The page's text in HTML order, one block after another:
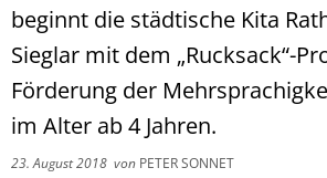
beginnt die städtische Kita
Sieglar mit dem „Rucksack“-
Förderung der
im Alter ab 4 Jahren.
23. August 2018 von PETER SONNET